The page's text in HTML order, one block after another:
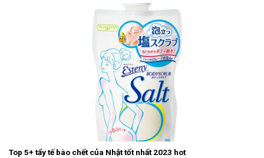
Top 5+ tẩy tế bào chết của Nhật tốt nhất 2023 hot